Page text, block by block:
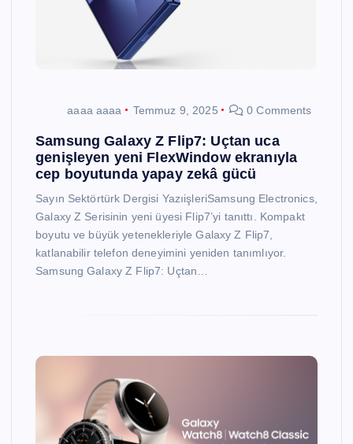
aaaa aaaa Temmuz 9, 2025 0 Comments
Samsung Galaxy Z Flip7: Uçtan uca
genişleyen yeni FlexWindow ekranıyla
cep boyutunda yapay zekâ gücü
Sayın Sektörtürk Dergisi YazıişleriSamsung Electronics,
Galaxy Z Serisinin yeni üyesi Flip7’yi tanıttı. Kompakt
boyutu ve büyük yetenekleriyle Galaxy Z Flip7,
katlanabilir telefon deneyimini yeniden tanımlıyor.
Samsung Galaxy Z Flip7: Uçtan…